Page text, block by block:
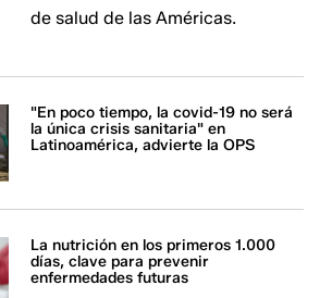
de salud de las Américas.
"En poco tiempo, la covid-19 no será
la única crisis sanitaria" en
Latinoamérica, advierte la OPS
La nutrición en los primeros 1.000
días, clave para prevenir
enfermedades futuras